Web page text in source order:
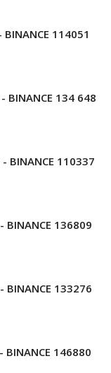
114051
134 648
110337
136809
133276
146880